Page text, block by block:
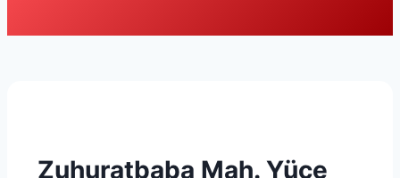
Zuhuratbaba Mah. Yüce